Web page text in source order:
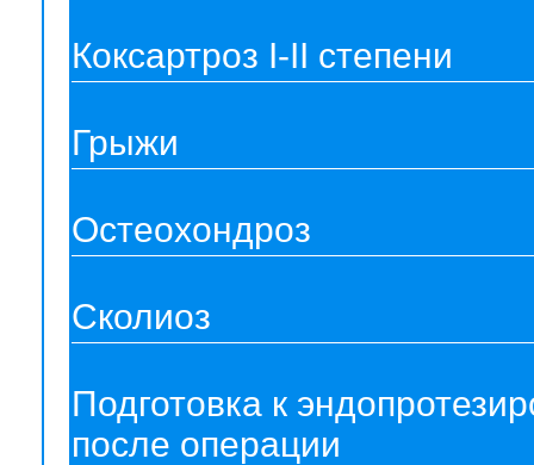
Коксартроз I-II степени
Грыжи
Остеохондроз
Сколиоз
Подготовка к
после операции